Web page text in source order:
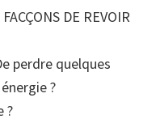
DE REVOIR
perdre quelques
?
?